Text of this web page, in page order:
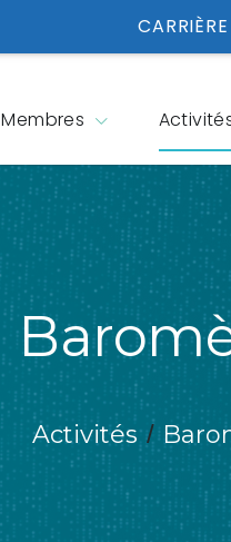
CARRIÈRE
Membres
Activités/